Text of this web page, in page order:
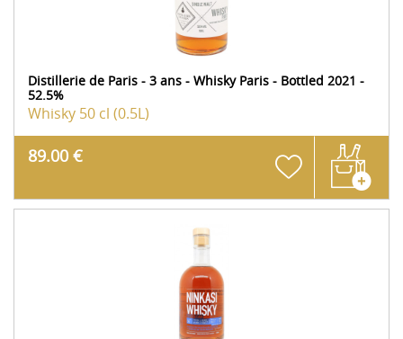
Distillerie de Paris - 3 ans - Whisky Paris - Bottled 2021 -
52.5%
Whisky 50 cl (0.5L)
89.00 €